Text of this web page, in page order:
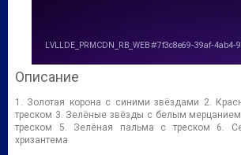
Описание
1. Золотая корона с синими звёздами 2.
треском 3. Зелёные звёзды с белым
треском 5. Зелёная пальма с треском 6.
хризантема